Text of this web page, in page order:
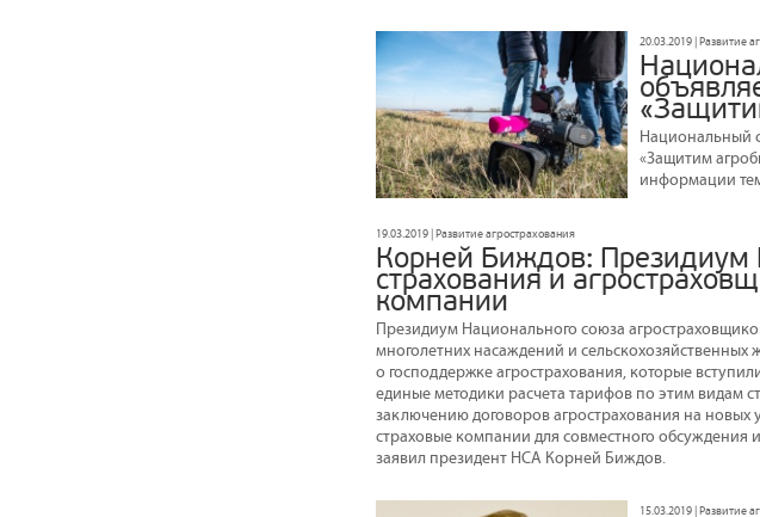
20.03.2019 | Развитие
Национальный
«Защитим
информации
19.03.2019 | Развитие агрострахования
Корней Биждов:
страхования и
компании
Президиум Национального союза
многолетних насаждений и
о господдержке агрострахования, которые
единые методики расчета тарифов по этим видам
заключению договоров агрострахования на
страховые компании для совместного
заявил президент НСА Корней Биждов.
15.03.2019 | Развитие